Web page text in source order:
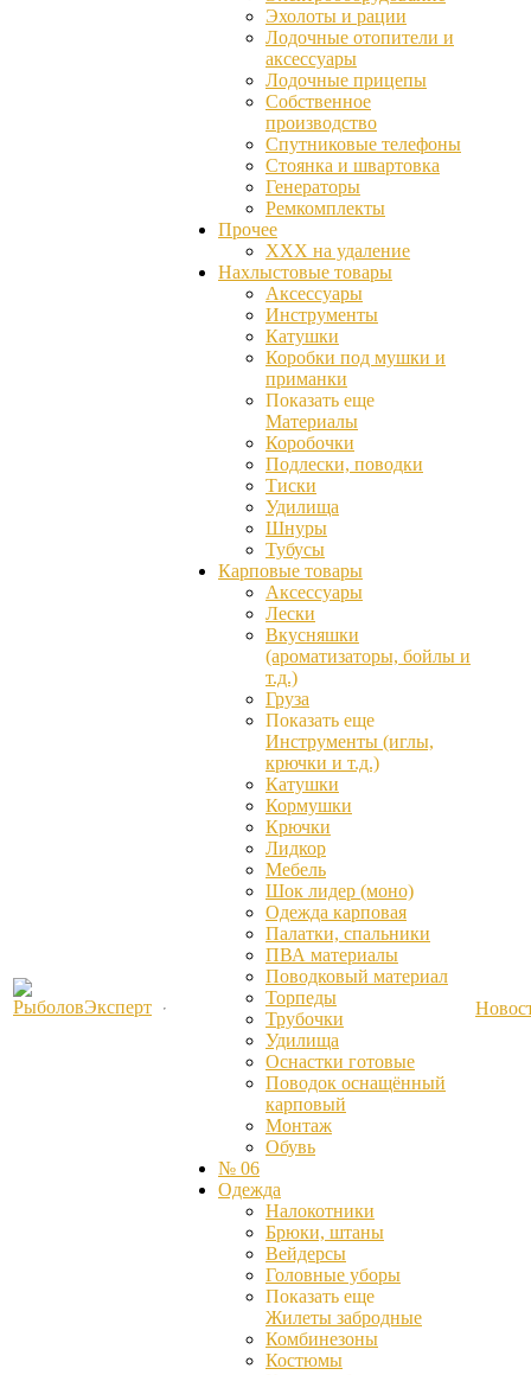
Эхолоты и рации
Лодочные отопители и
аксессуары
Лодочные прицепы
Собственное
производство
Спутниковые телефоны
Стоянка и швартовка
Генераторы
Ремкомплекты
Прочее
ХХХ на удаление
Нахлыстовые товары
Аксессуары
Инструменты
Катушки
Коробки под мушки и
приманки
Показать еще
Материалы
Коробочки
Подлески, поводки
Тиски
Удилища
Шнуры
Тубусы
Карповые товары
Аксессуары
Лески
Вкусняшки
(ароматизаторы, бойлы и
т.д.)
Груза
Показать еще
Инструменты (иглы,
крючки и т.д.)
Катушки
Кормушки
Крючки
Лидкор
Мебель
Шок лидер (моно)
Одежда карповая
Палатки, спальники
ПВА материалы
Поводковый материал
Торпеды
Трубочки
Удилища
Оснастки готовые
Поводок оснащённый
карповый
Монтаж
Обувь
№ 06
Одежда
Налокотники
Брюки, штаны
Вейдерсы
Головные уборы
Показать еще
Жилеты забродные
Комбинезоны
Костюмы